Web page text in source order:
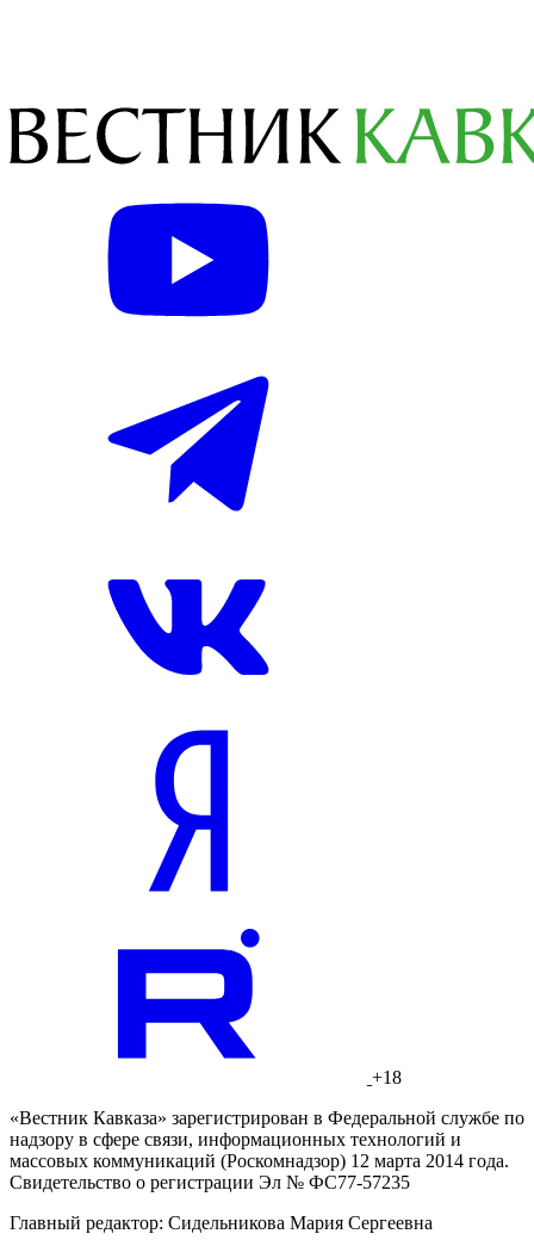
+18
«Вестник Кавказа» зарегистрирован в Федеральной службе по
надзору в сфере связи, информационных технологий и
массовых коммуникаций (Роскомнадзор) 12 марта 2014 года.
Свидетельство о регистрации Эл № ФС77-57235
Главный редактор: Сидельникова Мария Сергеевна